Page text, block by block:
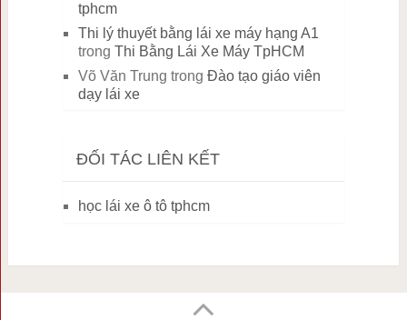
tphcm
Thi lý thuyết bằng lái xe máy hạng A1
trong Thi Bằng Lái Xe Máy TpHCM
Võ Văn Trung trong Đào tạo giáo viên
dạy lái xe
ĐỐI TÁC LIÊN KẾT
học lái xe ô tô tphcm